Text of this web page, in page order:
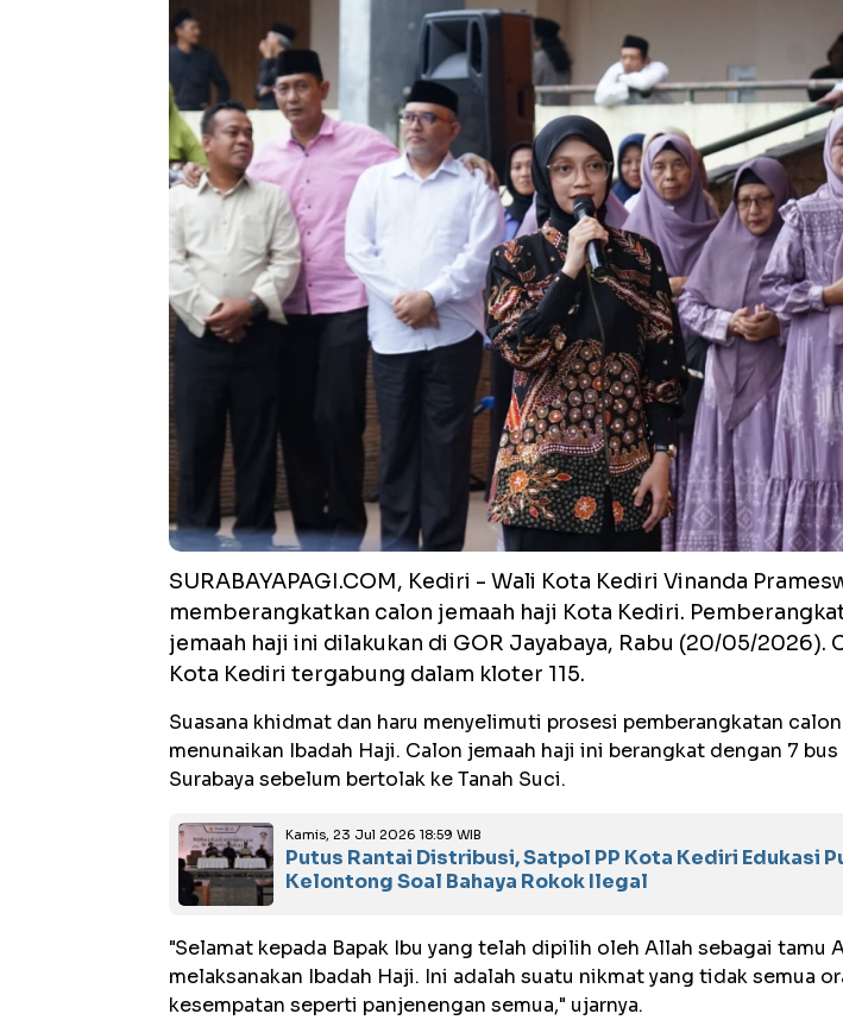
SURABAYAPAGI.COM, Kediri - Wali Kota Kediri Vinanda
memberangkatkan calon jemaah haji Kota Kediri.
jemaah haji ini dilakukan di GOR Jayabaya, Rabu (20/05/2026).
Kota Kediri tergabung dalam kloter 115.
Suasana khidmat dan haru menyelimuti prosesi pemberangkatan
menunaikan Ibadah Haji. Calon jemaah haji ini berangkat dengan 7
Surabaya sebelum bertolak ke Tanah Suci.
Kamis, 23 Jul 2026 18:59 WIB
Putus Rantai Distribusi, Satpol PP Kota Kediri Edukasi
Kelontong Soal Bahaya Rokok Ilegal
"Selamat kepada Bapak Ibu yang telah dipilih oleh Allah sebagai tamu
melaksanakan Ibadah Haji. Ini adalah suatu nikmat yang tidak semua
kesempatan seperti panjenengan semua," ujarnya.